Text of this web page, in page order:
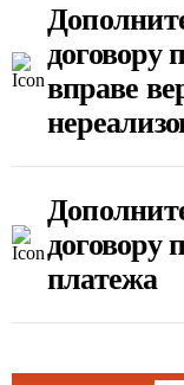
договору
вправе
договору
платежа